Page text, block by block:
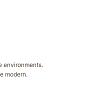
environments.
modern.